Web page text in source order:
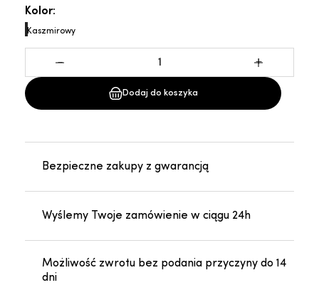
Kolor:
Kaszmirowy
- +
Dodaj do koszyka
Bezpieczne zakupy z gwarancją
Wyślemy Twoje zamówienie w ciągu 24h
Możliwość zwrotu bez podania przyczyny do 14
dni